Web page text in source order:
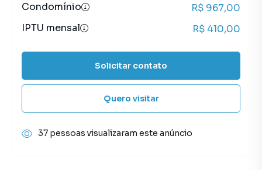
Condomínio
R$ 967,00
IPTU mensal
R$ 410,00
Solicitar contato
Quero visitar
37 pessoas visualizaram este anúncio